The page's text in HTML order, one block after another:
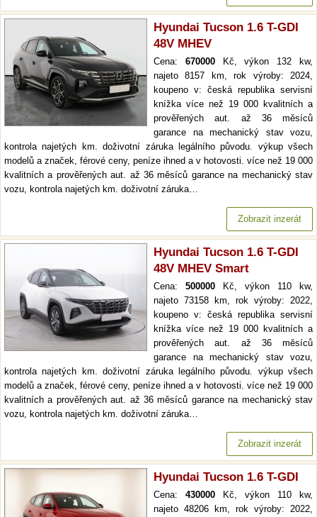
Hyundai Tucson 1.6 T-GDI
48V MHEV
Cena: 670000Kč, výkon 132 kw,
najeto 8157 km, rok výroby: 2024,
koupeno v: česká republika servisní
knížka více než 19 000 kvalitních a
prověřených aut. až 36 měsíců
garance na mechanický stav vozu,
kontrola najetých km. doživotní záruka legálního původu. výkup všech
modelů a značek, férové ceny, peníze ihned a v hotovosti. více než 19 000
kvalitních a prověřených aut. až 36 měsíců garance na mechanický stav
vozu, kontrola najetých km. doživotní záruka…
Zobrazit inzerát
Hyundai Tucson 1.6 T-GDI
48V MHEV Smart
Cena: 500000 Kč, výkon 110 kw,
najeto 73158 km, rok výroby: 2022,
koupeno v: česká republika servisní
knížka více než 19 000 kvalitních a
prověřených aut. až 36 měsíců
garance na mechanický stav vozu,
kontrola najetých km. doživotní záruka legálního původu. výkup všech
modelů a značek, férové ceny, peníze ihned a v hotovosti. více než 19 000
kvalitních a prověřených aut. až 36 měsíců garance na mechanický stav
vozu, kontrola najetých km. doživotní záruka…
Zobrazit inzerát
Hyundai Tucson 1.6 T-GDI
Cena: 430000 Kč, výkon 110 kw,
najeto 48206 km, rok výroby: 2022,